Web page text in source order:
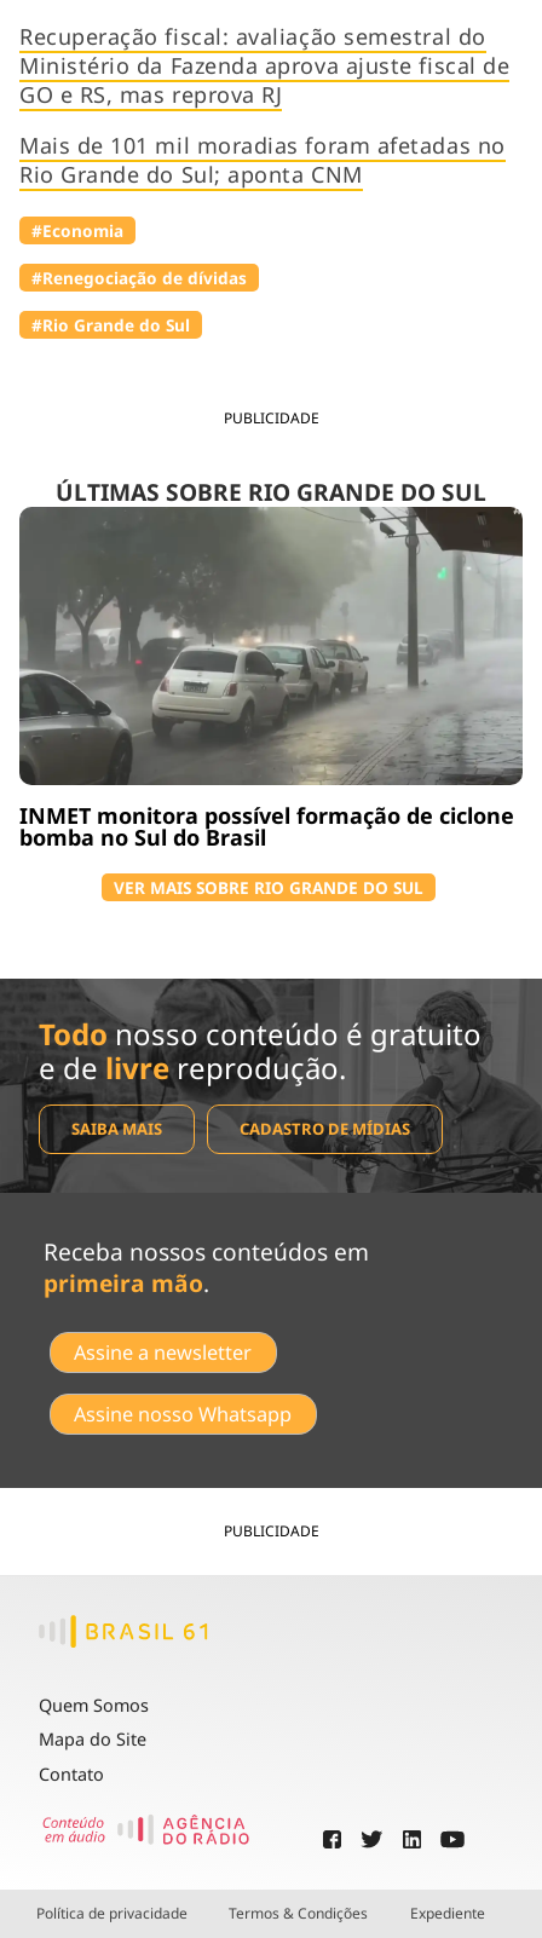
PUBLICIDADE
ÚLTIMAS SOBRE RIO GRANDE DO SUL
INMET monitora possível formação de ciclone
bomba no Sul do Brasil
VER MAIS SOBRE RIO GRANDE DO SUL
Recuperação fiscal: avaliação semestral do
Ministério da Fazenda aprova ajuste fiscal de
GO e RS, mas reprova RJ
Mais de 101 mil moradias foram afetadas no
Rio Grande do Sul; aponta CNM
#Economia
#Renegociação de dívidas
#Rio Grande do Sul
Todo nosso conteúdo é gratuito
e de livrereprodução.
SAIBA MAIS CADASTRO DE MÍDIAS
Receba nossos conteúdos em
primeira mão.
Assine a newsletter
Assine nosso Whatsapp
PUBLICIDADE
Quem Somos
Mapa do Site
Contato
Política de privacidade Termos & Condições Expediente